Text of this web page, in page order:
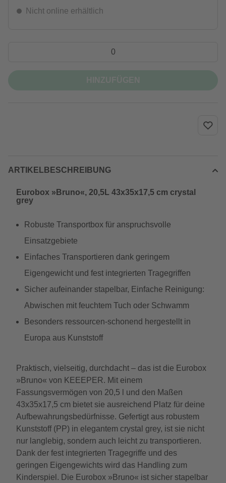
Nicht online erhältlich
ARTIKELBESCHREIBUNG
Eurobox »Bruno«, 20,5L 43x35x17,5 cm crystal
grey
Robuste Transportbox für anspruchsvolle
Einsatzgebiete
Einfaches Transportieren dank geringem
Eigengewicht und fest integrierten Tragegriffen
Sicher aufeinander stapelbar, Einfache Reinigung:
Abwischen mit feuchtem Tuch oder Schwamm
Besonders ressourcen-schonend hergestellt in
Europa aus Kunststoff
Praktisch, vielseitig, durchdacht – das ist die Eurobox
»Bruno« von KEEEPER. Mit einem
Fassungsvermögen von 20,5 l und den Maßen
43x35x17,5 cm bietet sie ausreichend Platz für deine
Aufbewahrungsbedürfnisse. Gefertigt aus robustem
Kunststoff (PP) in elegantem crystal grey, ist sie nicht
nur langlebig, sondern auch leicht zu transportieren.
Dank der fest integrierten Tragegriffe und des
geringen Eigengewichts wird das Handling zum
Kinderspiel. Die Eurobox »Bruno« ist sicher stapelbar